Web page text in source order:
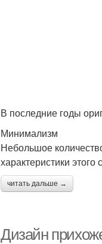
В последние годы
Минимализм
Небольшое
характеристики этого
читать дальше →
Дизайн